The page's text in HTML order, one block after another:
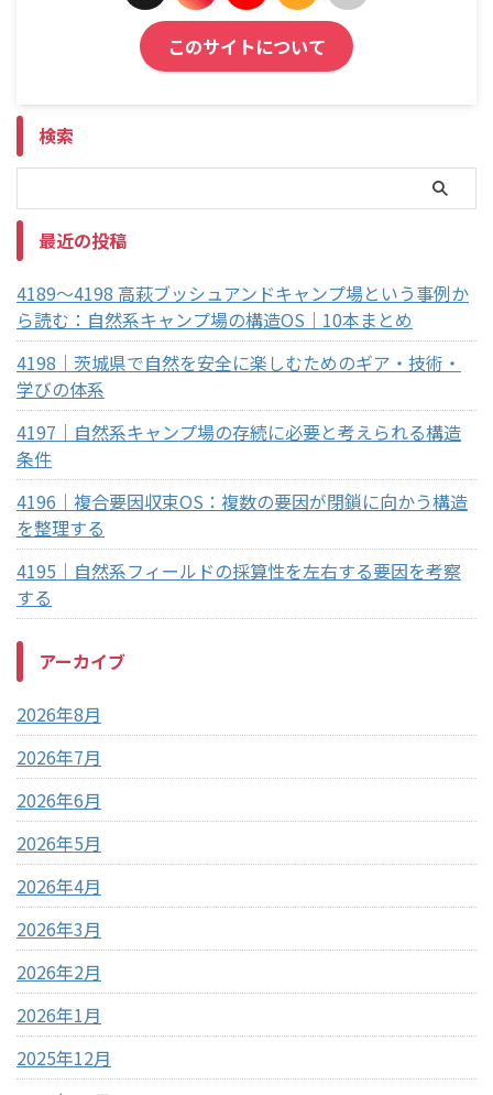
このサイトについて
検索
最近の投稿
4189～4198 高萩ブッシュアンドキャンプ場という事例か
ら読む：自然系キャンプ場の構造OS｜10本まとめ
4198｜茨城県で自然を安全に楽しむためのギア・技術・
学びの体系
4197｜自然系キャンプ場の存続に必要と考えられる構造
条件
4196｜複合要因収束OS：複数の要因が閉鎖に向かう構造
を整理する
4195｜自然系フィールドの採算性を左右する要因を考察
する
アーカイブ
2026年8月
2026年7月
2026年6月
2026年5月
2026年4月
2026年3月
2026年2月
2026年1月
2025年12月